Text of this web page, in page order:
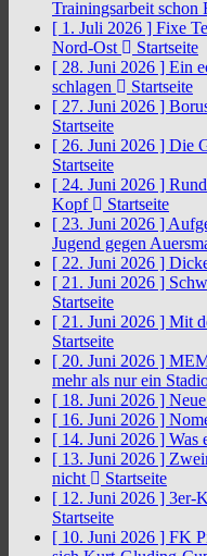
Trainingsarbeit schon
[ 1. Juli 2026 ] Fixe
Nord-Ost
Startseite
[ 28. Juni 2026 ] Ein
schlagen
Startseite
[ 27. Juni 2026 ]
Startseite
[ 26. Juni 2026 ] Die
Startseite
[ 24. Juni 2026 ]
Kopf
Startseite
[ 23. Juni 2026 ]
Jugend gegen
[ 22. Juni 2026 ]
[ 21. Juni 2026 ]
Startseite
[ 21. Juni 2026 ] Mit
Startseite
[ 20. Juni 2026 ]
mehr als nur ein
[ 18. Juni 2026 ]
[ 16. Juni 2026 ]
[ 14. Juni 2026 ] Was
[ 13. Juni 2026 ]
nicht
Startseite
[ 12. Juni 2026 ] 3er-
Startseite
[ 10. Juni 2026 ] FK